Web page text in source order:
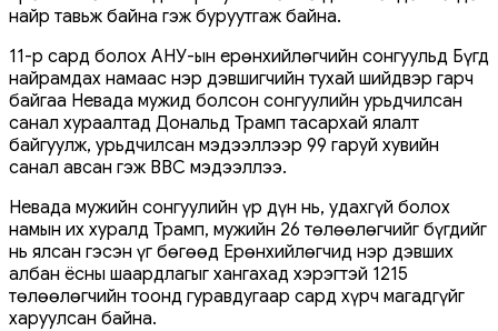
найр тавьж байна гэж буруутгаж байна.
11-р сард болох АНУ-ын ерөнхийлөгчийн сонгуульд Бүгд
найрамдах намаас нэр дэвшигчийн тухай шийдвэр гарч
байгаа Невада мужид болсон сонгуулийн урьдчилсан
санал хураалтад Дональд Трамп тасархай ялалт
байгуулж, урьдчилсан мэдээллээр 99 гаруй хувийн
санал авсан гэж ВВС мэдээллээ.
Невада мужийн сонгуулийн үр дүн нь, удахгүй болох
намын их хуралд Трамп, мужийн 26 төлөөлөгчийг бүгдийг
нь ялсан гэсэн үг бөгөөд Ерөнхийлөгчид нэр дэвших
албан ёсны шаардлагыг хангахад хэрэгтэй 1215
төлөөлөгчийн тоонд гуравдугаар сард хүрч магадгүйг
харуулсан байна.